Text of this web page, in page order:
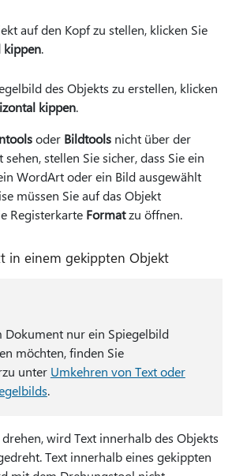
auf den Kopf zu stellen, klicken Sie
kippen.
des Objekts zu erstellen, klicken
kippen.
oder Bildtools nicht über der
stellen Sie sicher, dass Sie ein
WordArt oder ein Bild ausgewählt
müssen Sie auf das Objekt
Registerkarte Formatzu öffnen.
in einem gekippten Objekt
Dokument nur ein Spiegelbild
möchten, finden Sie
unter Umkehren von Text oder
.
wird Text innerhalb des Objekts
Text innerhalb eines gekippten